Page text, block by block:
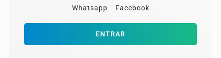
Whatsapp Facebook
ENTRAR